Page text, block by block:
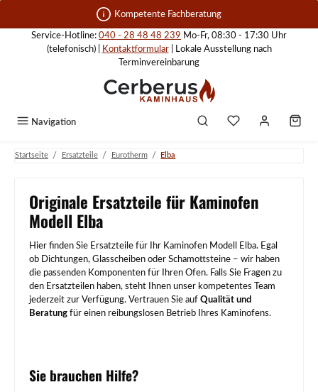
Zum Hauptinhalt springen Kompetente Fachberatung
Service-Hotline: 040 - 28 48 48 239 Mo-Fr, 08:30 - 17:30 Uhr
(telefonisch) |
Kontaktformular| Lokale Ausstellung nach
Terminvereinbarung
Navigation
Startseite / Ersatzteile / Eurotherm / Elba
Originale Ersatzteile für Kaminofen
Modell Elba
Hier finden Sie Ersatzteile für Ihr Kaminofen Modell Elba. Egal
ob Dichtungen, Glasscheiben oder Schamottsteine – wir haben
die passenden Komponenten für Ihren Ofen. Falls Sie Fragen zu
den Ersatzteilen haben, steht Ihnen unser kompetentes Team
jederzeit zur Verfügung. Vertrauen Sie auf Qualität und
Beratung für einen reibungslosen Betrieb Ihres Kaminofens.
Sie brauchen Hilfe?